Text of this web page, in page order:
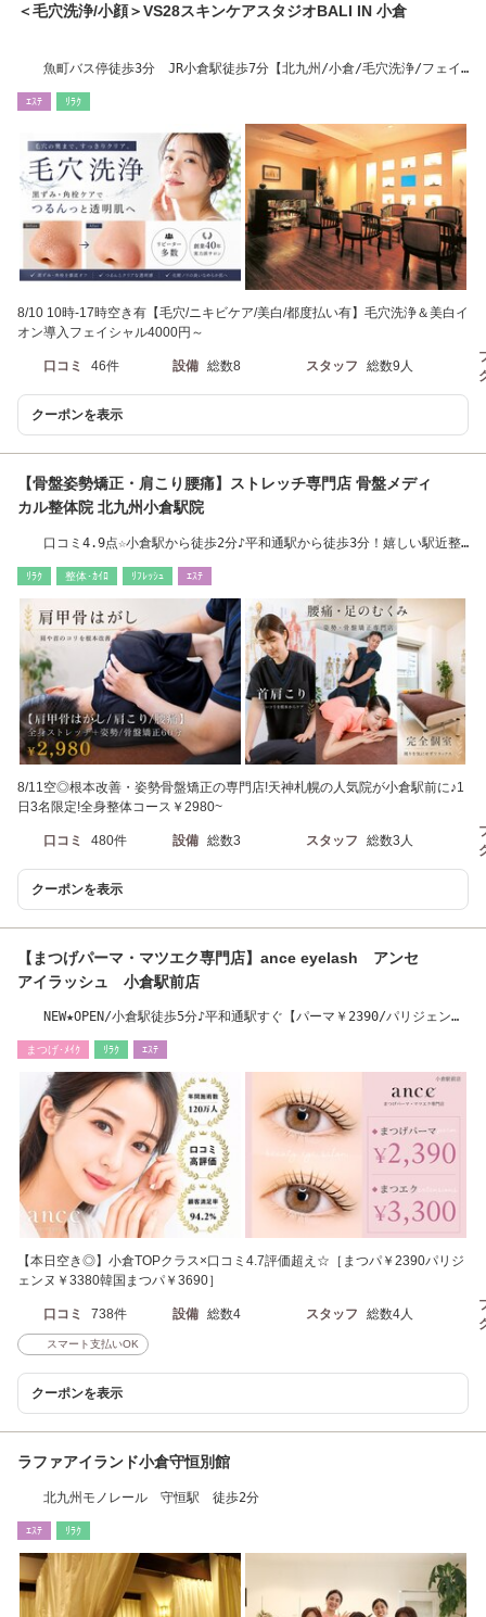
＜毛穴洗浄/小顔＞VS28スキンケアスタジオBALI IN 小倉
魚町バス停徒歩3分 JR小倉駅徒歩7分【北九州/小倉/毛穴洗浄/フェイ
ｴｽﾃ ﾘﾗｸ
8/10 10時-17時空き有【毛穴/ニキビケア/美白/都度払い有】毛穴洗浄＆美白イ
オン導入フェイシャル4000円～
口コミ 46件 設備 総数8 スタッフ 総数9人
クーポンを表示
【骨盤姿勢矯正・肩こり腰痛】ストレッチ専門店 骨盤メディ
カル整体院 北九州小倉駅院
口コミ4.9点☆小倉駅から徒歩2分♪平和通駅から徒歩3分！嬉しい駅近整
ﾘﾗｸ 整体･ｶｲﾛ ﾘﾌﾚｯｼｭ ｴｽﾃ
8/11空◎根本改善・姿勢骨盤矯正の専門店!天神札幌の人気院が小倉駅前に♪1
日3名限定!全身整体コース￥2980~
口コミ 480件 設備 総数3 スタッフ 総数3人
クーポンを表示
【まつげパーマ・マツエク専門店】ance eyelash アンセ
アイラッシュ 小倉駅前店
NEW★OPEN/小倉駅徒歩5分♪平和通駅すぐ【パーマ￥2390/パリジェンヌ
まつげ･ﾒｲｸ ﾘﾗｸ ｴｽﾃ
【本日空き◎】小倉TOPクラス×口コミ4.7評価超え☆［まつパ￥2390パリジ
ェンヌ￥3380韓国まつパ￥3690］
口コミ 738件 設備 総数4 スタッフ 総数4人
スマート支払いOK
クーポンを表示
ラファアイランド小倉守恒別館
北九州モノレール 守恒駅 徒歩2分
ｴｽﾃ ﾘﾗｸ